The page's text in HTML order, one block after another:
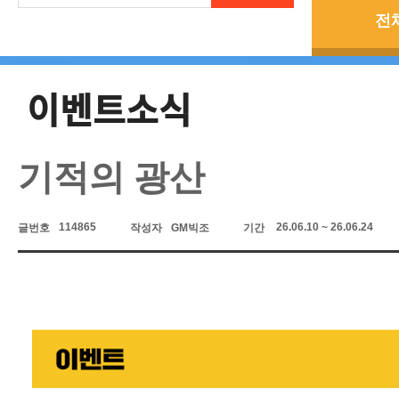
전
이벤트소식
기적의 광산
글번호 114865 작성자 GM빅조 기간 26.06.10 ~ 26.06.24